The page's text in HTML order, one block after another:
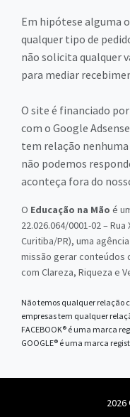
Em hipótese alguma
qualquer tipo de
não solicita qualquer
para mediar
O site é financiado
com o Google
tem relação
não podemos
aconteça fora do
O Educação na Mão é
22.026.064/0001-02 –
Curitiba/PR), uma
missão gerar conteúdos
com Clareza, Riqueza e
Não temos qualquer relação
empresas tem qualquer
FACEBOOK® é uma marca
GOOGLE® é uma marca
2026